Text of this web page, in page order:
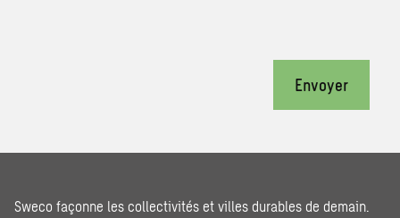
Envoyer
Sweco façonne les collectivités et villes durables de demain.